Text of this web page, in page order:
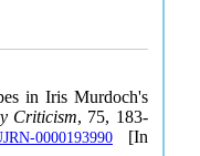
in Iris Murdoch's
Criticism, 75, 183-
0000193990 [In